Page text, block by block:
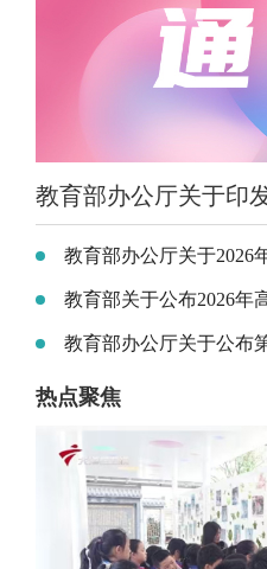
热点聚焦